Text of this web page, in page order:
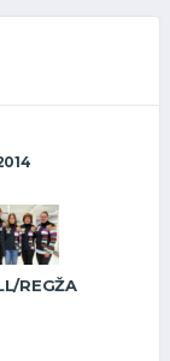
REGŽA